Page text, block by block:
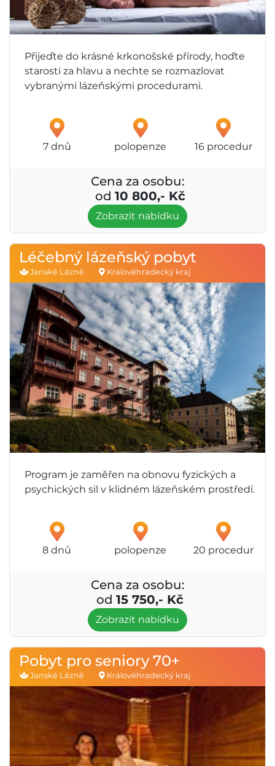
Přijeďte do krásné krkonošské přírody, hoďte
starosti za hlavu a nechte se rozmazlovat
vybranými lázeňskými procedurami.
7 dnů polopenze 16 procedur
Cena za osobu:
od 10 800,- Kč
Zobrazit nabídku
Léčebný lázeňský pobyt
Janské Lázně Královéhradecký kraj
Program je zaměřen na obnovu fyzických a
psychických sil v klidném lázeňském prostředí.
8 dnů polopenze 20 procedur
Cena za osobu:
od 15 750,- Kč
Zobrazit nabídku
Pobyt pro seniory 70+
Janské Lázně Královéhradecký kraj